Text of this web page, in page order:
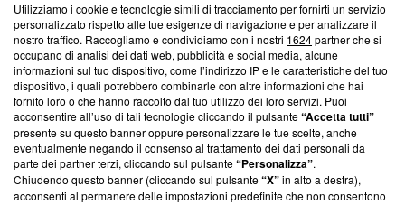
Questa sezione offre informazioni trasparenti su Blasting
News, sui nostri processi editoriali e su come ci impegniamo a
creare news di qualità. Inoltre, afferma la nostra aderenza a
‘Trust Project - News with Integrity’Blasting News non è
ancora membro del programma, ma ha richiesto di farne
parte; Trust Project non ha ancora effettuato una verifica di
conformità agli standard.
Su di noi
Team editoriale
Utilizziamo i cookie e tecnologie simili di tracciamento per fornirti un servizio
personalizzato rispetto alle tue esigenze di navigazione e per analizzare il
nostro traffico. Raccogliamo e condividiamo con i nostri 1624partner che si
occupano di analisi dei dati web, pubblicità e social media, alcune
informazioni sul tuo dispositivo, come l’indirizzo IP e le caratteristiche del tuo
dispositivo, i quali potrebbero combinarle con altre informazioni che hai
fornito loro o che hanno raccolto dal tuo utilizzo dei loro servizi. Puoi
acconsentire all’uso di tali tecnologie cliccando il pulsante“Accetta tutti”
presente su questo banner oppure personalizzare le tue scelte, anche
eventualmente negando il consenso al trattamento dei dati personali da
parte dei partner terzi, cliccando sul pulsante“Personalizza”.
Chiudendo questo banner (cliccando sul pulsante“X”in alto a destra),
acconsenti al permanere delle impostazioni predefinite che non consentono